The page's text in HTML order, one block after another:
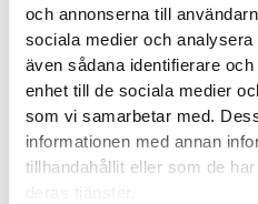
och annonserna till
sociala medier och
även sådana identifierare
enhet till de sociala medier
som vi samarbetar med.
informationen med annan
tillhandahållit eller som de
deras tjänster.
Brandtest
EcoSUND är testad och
+ A1 2009, EN 13823 och
klassning B-s1,d0 *.
* Även testad med